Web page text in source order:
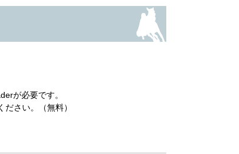
が必要です。
さい。（無料）